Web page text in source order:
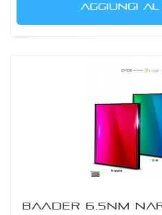
AGGIUNGI
BAADER 6.5NM